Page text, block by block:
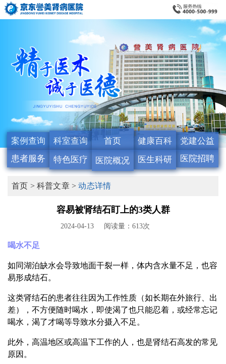
案例查询 科室查询 首页 健康百科
党建公益
患者服务
特色医疗 医院概况 医生科研 医院招聘
首页 > 科普文章 > 动态详情
容易被肾结石盯上的3类人群
2024-04-13 阅读量：613次
喝水不足
如同湖泊缺水会导致地面干裂一样，体内含水量不足，也容
易形成结石。
这类肾结石的患者往往因为工作性质（如长期在外旅行、出
差），不方便随时喝水，即使渴了也只能忍着，或经常忘记
喝水，渴了才喝等导致水分摄入不足。
此外，高温地区或高温下工作的人，也是肾结石高发的常见
原因。